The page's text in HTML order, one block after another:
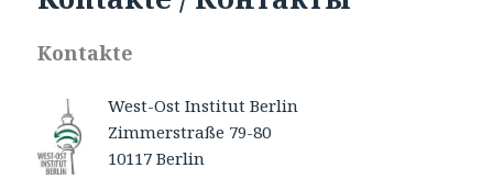
Kontakte
West-Ost Institut Berlin
Zimmerstraße 79-80
10117 Berlin